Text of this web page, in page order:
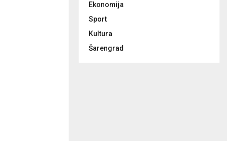
Ekonomija
Sport
Kultura
Šarengrad